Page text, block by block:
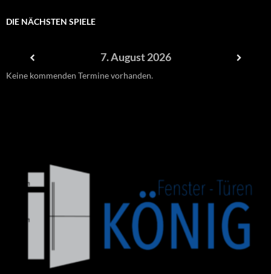
DIE NÄCHSTEN SPIELE
7. August 2026
Keine kommenden Termine vorhanden.